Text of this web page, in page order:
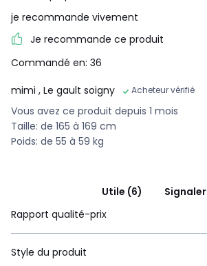
je recommande vivement
Je recommande ce produit
Commandé en: 36
mimi , Le gault soigny Acheteur vérifié
Vous avez ce produit depuis 1 mois
Taille: de 165 à 169 cm
Poids: de 55 à 59 kg
Utile (6)
Signaler
Rapport qualité-prix
Style du produit